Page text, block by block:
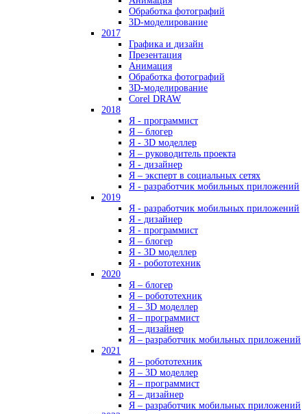
Обработка фотографий
3D-моделирование
2017
Графика и дизайн
Презентация
Анимация
Обработка фотографий
3D-моделирование
Corel DRAW
2018
Я - программист
Я – блогер
Я - 3D моделлер
Я – руководитель проекта
Я - дизайнер
Я – эксперт в социальных сетях
Я - разработчик мобильных приложений
2019
Я - разработчик мобильных приложений
Я - дизайнер
Я - программист
Я – блогер
Я - 3D моделлер
Я - робототехник
2020
Я – блогер
Я – робототехник
Я – 3D моделлер
Я – программист
Я – дизайнер
Я – разработчик мобильных приложений
2021
Я – робототехник
Я – 3D моделлер
Я – программист
Я – дизайнер
Я – разработчик мобильных приложений